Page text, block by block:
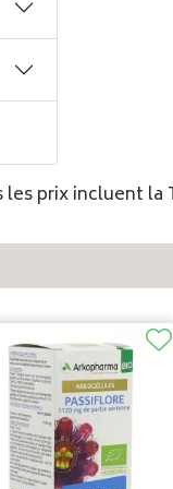
prix incluent la